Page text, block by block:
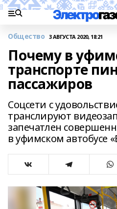
Общество 3 АВГУСТА 2020, 18:21
Почему в
транспорте
пассажиров
Соцсети с
транслируют
запечатлен
в уфимском автобусе